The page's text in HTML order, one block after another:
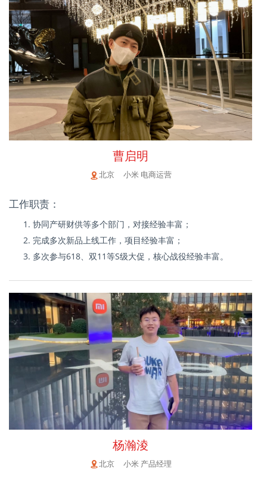
曹启明
北京 小米 电商运营
工作职责：
协同产研财供等多个部门，对接经验丰富；
完成多次新品上线工作，项目经验丰富；
多次参与618、双11等S级大促，核心战役经验丰富。
杨瀚淩
北京 小米 产品经理